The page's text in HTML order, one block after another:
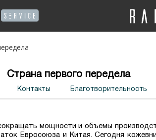
Страна первого передела
Контакты Благотворительность
мощности и объемы
Евросоюза и Китая. Сегодня